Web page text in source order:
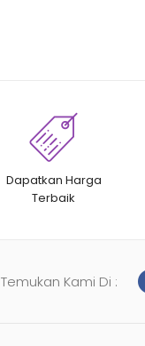
Dapatkan Harga
Terbaik
Temukan Kami Di :